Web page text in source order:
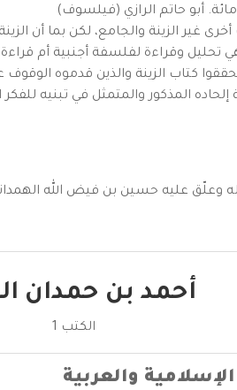
أبو حاتم الرازي (فيلسوف)
غير الزينة والجامع، لكن بما أن
وقراءة لفلسفة أجنبية أم قراءة
كتاب الزينة والذين قدموه الوقوف
المذكور والمتمثل في تبنيه للفكر
أحمد بن حمدان
الكتب 1
والعربية